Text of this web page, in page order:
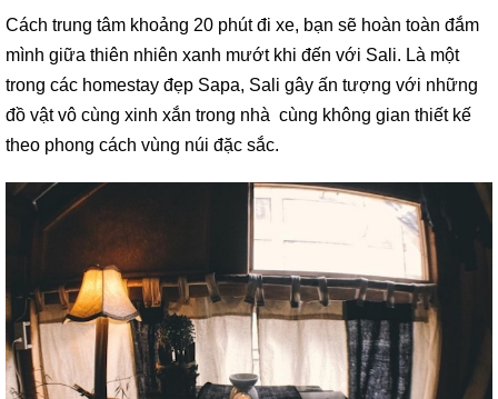
Cách trung tâm khoảng 20 phút đi xe, bạn sẽ hoàn toàn đắm
mình giữa thiên nhiên xanh mướt khi đến với Sali. Là một
trong các homestay đẹp Sapa, Sali gây ấn tượng với những
đồ vật vô cùng xinh xắn trong nhà cùng không gian thiết kế
theo phong cách vùng núi đặc sắc.